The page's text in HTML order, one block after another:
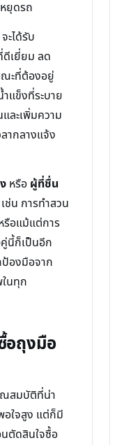
ยุดรถ
จะได้รับ
ดีเยี่ยม ลด
ณะที่ต้องอยู่
แข็งที่ระบาย
ละเพิ่มความ
ากลางแจ้ง
หรือ ผู้ที่ชื่น
เช่น การทำสวน
รือแม้แต่การ
นี้ก็เป็นอีก
องมือจาก
นทุก
อถุงมือ
สมบัติที่น่า
อใจสูง แต่ก็มี
ตัดสินใจซื้อ